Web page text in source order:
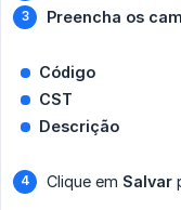
Preencha os
Código
CST
Descrição
Clique em Salvar